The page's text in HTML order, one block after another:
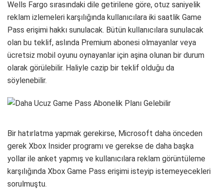
Wells Fargo sırasındaki dile getirilene göre, otuz saniyelik
reklam izlemeleri karşılığında kullanıcılara iki saatlik Game
Pass erişimi hakkı sunulacak. Bütün kullanıcılara sunulacak
olan bu teklif, aslında Premium abonesi olmayanlar veya
ücretsiz mobil oyunu oynayanlar için aşina olunan bir durum
olarak görülebilir. Haliyle cazip bir teklif olduğu da
söylenebilir.
Bir hatırlatma yapmak gerekirse, Microsoft daha önceden
gerek Xbox Insider programı ve gerekse de daha başka
yollar ile anket yapmış ve kullanıcılara reklam görüntüleme
karşılığında Xbox Game Pass erişimi isteyip istemeyecekleri
sorulmuştu.